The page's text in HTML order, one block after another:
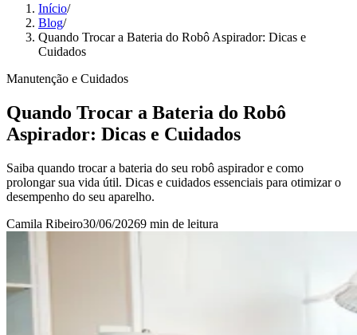
Início/
Blog/
Quando Trocar a Bateria do Robô Aspirador: Dicas e
Cuidados
Manutenção e Cuidados
Quando Trocar a Bateria do Robô
Aspirador: Dicas e Cuidados
Saiba quando trocar a bateria do seu robô aspirador e como
prolongar sua vida útil. Dicas e cuidados essenciais para otimizar o
desempenho do seu aparelho.
Camila Ribeiro30/06/20269 min de leitura